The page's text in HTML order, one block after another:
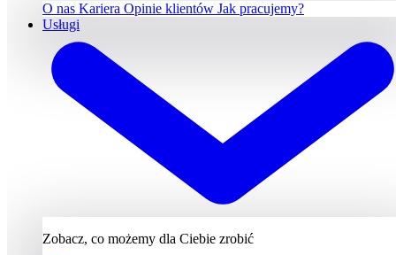
O nas Kariera Opinie klientów Jak pracujemy?
Usługi
Zobacz, co możemy dla Ciebie zrobić